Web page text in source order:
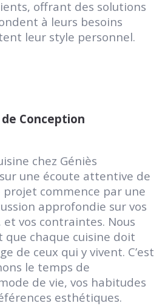
offrant des solutions
à leurs besoins
leur style personnel.
Conception
chez Géniès
une écoute attentive de
projet commence par une
approfondie sur vos
et vos contraintes. Nous
chaque cuisine doit
de ceux qui y vivent. C’est
le temps de
de vie, vos habitudes
esthétiques.